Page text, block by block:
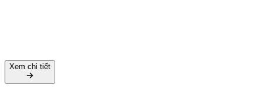
Xem chi tiết